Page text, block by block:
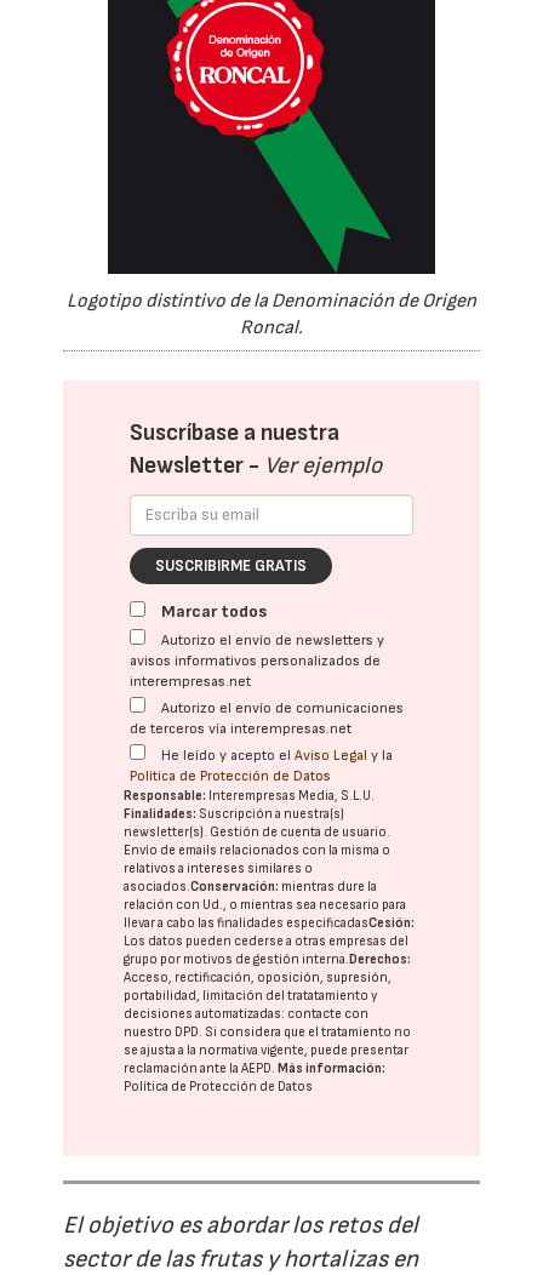
Logotipo distintivo de la Denominación de Origen
Roncal.
Suscríbase a nuestra
Newsletter - Ver ejemplo
SUSCRIBIRME GRATIS
Marcar todos
Autorizo el envío de newsletters y
avisos informativos personalizados de
interempresas.net
Autorizo el envío de comunicaciones
de terceros vía interempresas.net
He leído y acepto elAviso Legal y la
Política de Protección de Datos
Responsable: Interempresas Media, S.L.U.
Finalidades: Suscripción a nuestra(s)
newsletter(s). Gestión de cuenta de usuario.
Envío de emails relacionados con la misma o
relativos a intereses similares o
asociados.Conservación: mientras dure la
relación con Ud., o mientras sea necesario para
llevar a cabo las finalidades especificadasCesión:
Los datos pueden cederse a otras empresas del
grupo por motivos de gestión interna.Derechos:
Acceso, rectificación, oposición, supresión,
portabilidad, limitación del tratatamiento y
decisiones automatizadas: contacte con
nuestro DPD. Si considera que el tratamiento no
se ajusta a la normativa vigente, puede presentar
reclamación ante laAEPD.Más información:
Política de Protección de Datos
El objetivo es abordar los retos del
sector de las frutas y hortalizas en